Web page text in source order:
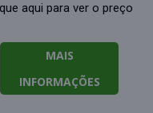
aqui para ver o preço
MAIS
INFORMAÇÕES